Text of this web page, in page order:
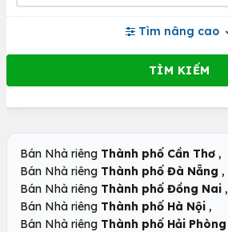
Tìm nâng cao
Bán Nhà riêng Thành phố Cần Thơ ,
Bán Nhà riêng Thành phố Đà Nẵng ,
Bán Nhà riêng Thành phố Đồng Nai ,
Bán Nhà riêng Thành phố Hà Nội ,
Bán Nhà riêng Thành phố Hải Phòng